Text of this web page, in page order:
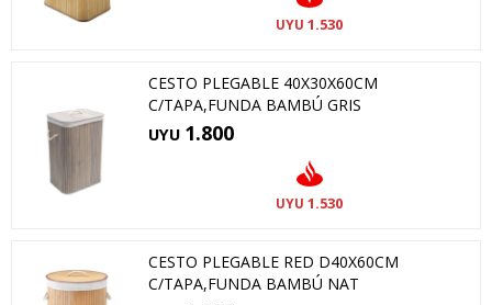
UYU 1.530
CESTO PLEGABLE 40X30X60CM
C/TAPA,FUNDA BAMBÚ GRIS
UYU 1.800
UYU 1.530
CESTO PLEGABLE RED D40X60CM
C/TAPA,FUNDA BAMBÚ NAT